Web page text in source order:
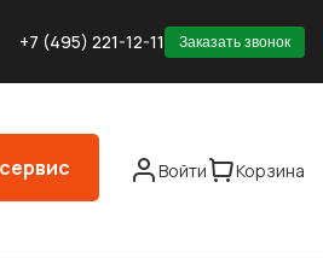
+7 (495) 221-12-11 Заказать звонок
Войти Корзина